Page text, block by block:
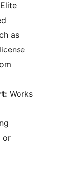
as
Works
or